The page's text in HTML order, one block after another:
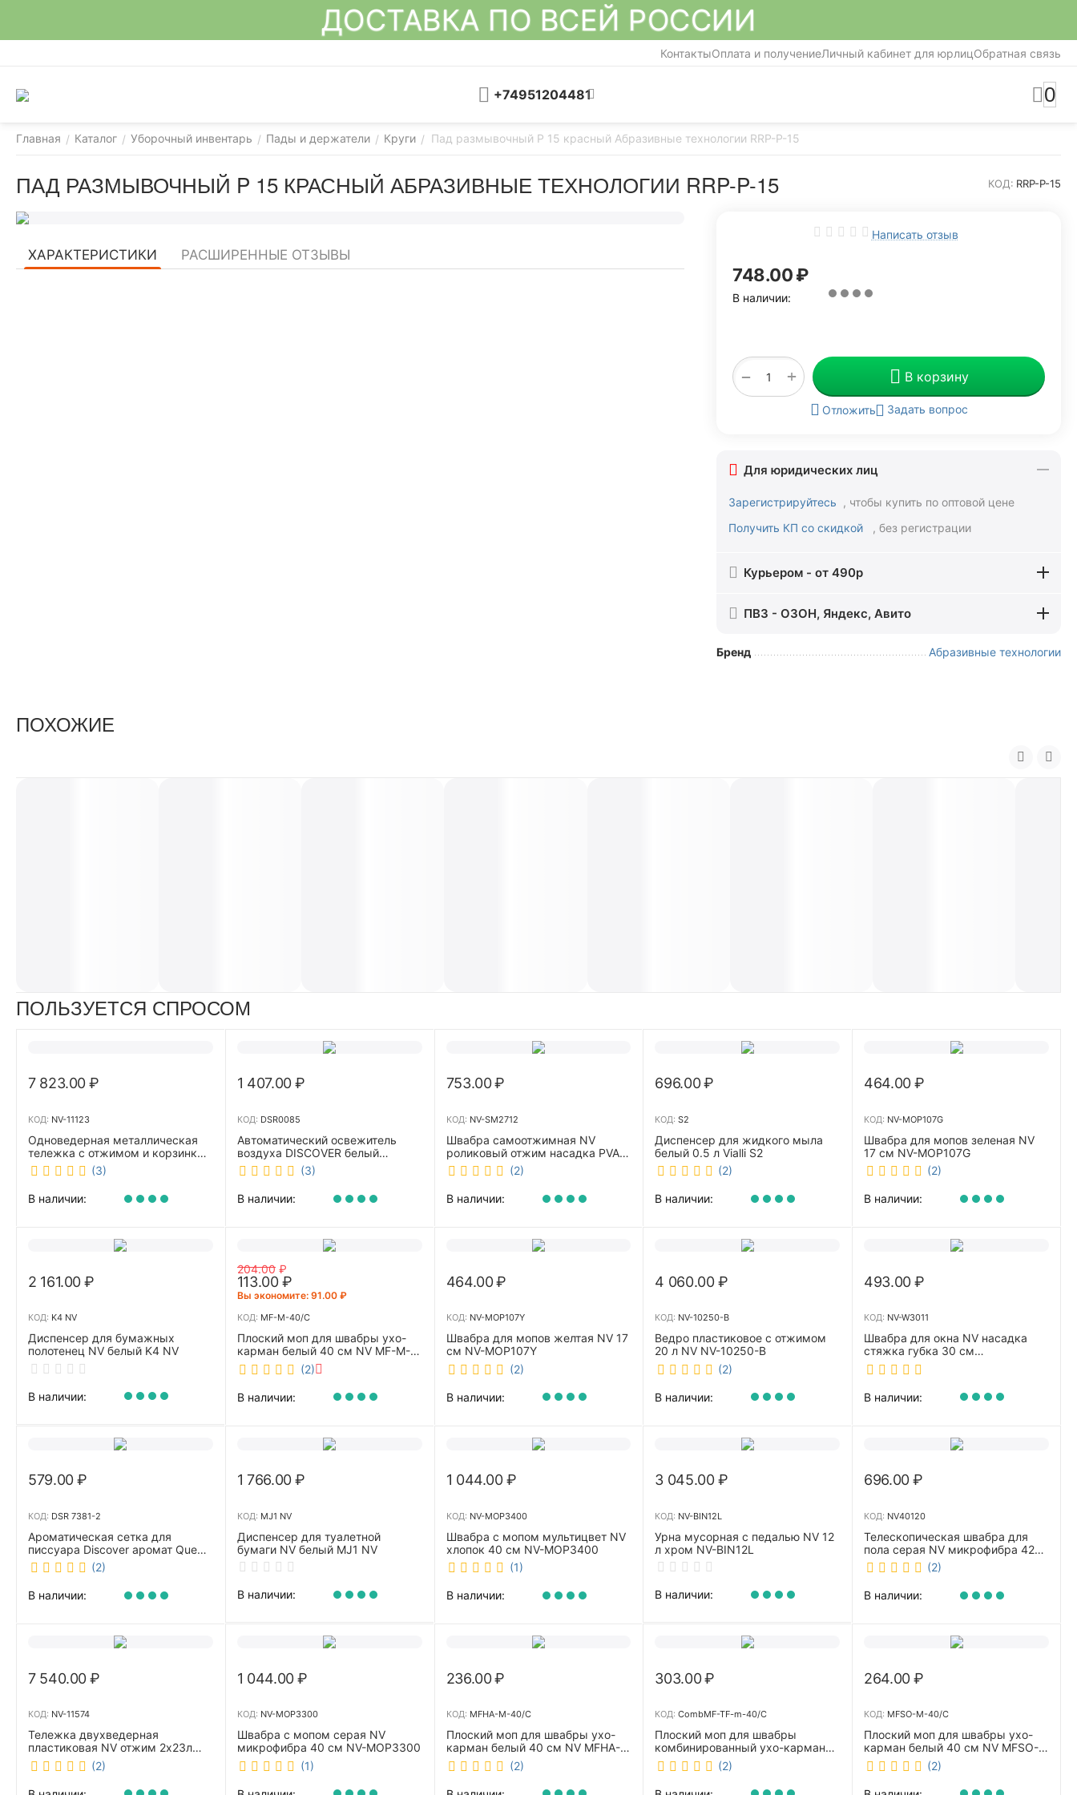
ДОСТАВКА ПО ВСЕЙ РОССИИ
КонтактыОплата и получениеЛичный кабинет для юрлицОбратная связь
+74951204481 0
Главная / Каталог / Уборочный инвентарь / Пады и держатели / Круги / Пад размывочный P 15 красный Абразивные технологии RRP-P-15
ПАД РАЗМЫВОЧНЫЙ P 15 КРАСНЫЙ АБРАЗИВНЫЕ ТЕХНОЛОГИИ RRP-P-15 КОД: RRP-P-15
Написать отзыв
748.00₽
В наличии:
+
− В корзину
Отложить Задать вопрос
Для юридических лиц
Зарегистрируйтесь , чтобы купить по оптовой цене
Получить КП со скидкой
, без регистрации
Курьером - от 490р
ПВЗ - ОЗОН, Яндекс, Авито
Бренд Абразивные технологии
ХАРАКТЕРИСТИКИ РАСШИРЕННЫЕ ОТЗЫВЫ
ПОХОЖИЕ
ПОЛЬЗУЕТСЯ СПРОСОМ
7 823.00₽
КОД: NV-11123
Одноведерная металлическая
тележка с отжимом и корзинкой
под химию NV 23 л NV-11123
(3)
В наличии:
1 407.00₽
КОД: DSR0085
Автоматический освежитель
воздуха DISCOVER белый
DSR0085
(3)
В наличии:
753.00₽
КОД: NV-SM2712
Швабра самоотжимная NV
роликовый отжим насадка PVA
27 см телескопическая рукоятка
70-125 см NV-SM2712
(2)
В наличии:
696.00₽
КОД: S2
Диспенсер для жидкого мыла
белый 0.5 л Vialli S2
(2)
В наличии:
464.00₽
КОД: NV-MOP107G
Швабра для мопов зеленая NV
17 см NV-MOP107G
(2)
В наличии:
2 161.00₽
КОД: K4 NV
Диспенсер для бумажных
полотенец NV белый K4 NV
В наличии:
204.00 ₽
113.00 ₽
Вы экономите: 91.00 ₽
КОД: MF-M-40/C
Плоский моп для швабры ухо-
карман белый 40 см NV MF-M-
40/C
(2)
В наличии:
464.00₽
КОД: NV-MOP107Y
Швабра для мопов желтая NV 17
см NV-MOP107Y
(2)
В наличии:
4 060.00 ₽
КОД: NV-10250-B
Ведро пластиковое с отжимом
20 л NV NV-10250-B
(2)
В наличии:
493.00₽
КОД: NV-W3011
Швабра для окна NV насадка
стяжка губка 30 см
телескопическая рукоятка 70-
110 см NV-W3011
В наличии:
579.00₽
КОД: DSR 7381-2
Ароматическая сетка для
писсуара Discover аромат Queen
DSR 7381-2 (2)
В наличии:
1 766.00₽
КОД: MJ1 NV
Диспенсер для туалетной
бумаги NV белый MJ1 NV
В наличии:
1 044.00 ₽
КОД: NV-MOP3400
Швабра с мопом мультицвет NV
хлопок 40 см NV-MOP3400
(1)
В наличии:
3 045.00 ₽
КОД: NV-BIN12L
Урна мусорная с педалью NV 12
л хром NV-BIN12L
В наличии:
696.00₽
КОД: NV40120
Телескопическая швабра для
пола серая NV микрофибра 42
см NV40120(2)
В наличии:
7 540.00₽
КОД: NV-11574
Тележка двухведерная
пластиковая NV отжим 2х23л
NV-11574
(2)
1 044.00₽
КОД: NV-MOP3300
Швабра с мопом серая NV
микрофибра 40 см NV-MOP3300
(1)
236.00₽
КОД: MFHA-M-40/C
Плоский моп для швабры ухо-
карман белый 40 см NV MFHA-
M-40/C
(2)
303.00₽
КОД: CombMF-TF-m-40/C
Плоский моп для швабры
комбинированный ухо-карман
бежевый 40 см NV CombMF-TF-
m-40/C
(2)
264.00₽
КОД: MFSO-M-40/C
Плоский моп для швабры ухо-
карман белый 40 см NV MFSO-
M-40/C
(2)